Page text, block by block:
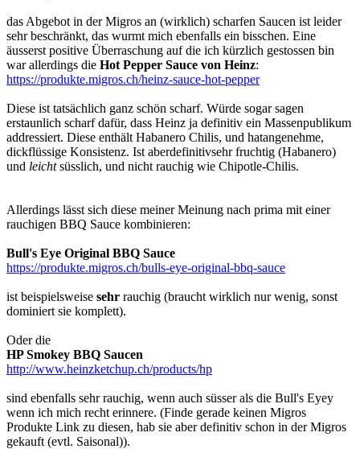
das Abgebot in der Migros an (wirklich) scharfen Saucen ist leider
sehr beschränkt, das wurmt mich ebenfalls ein bisschen. Eine
äusserst positive Überraschung auf die ich kürzlich gestossen bin
war allerdings die Hot Pepper Sauce von Heinz:
https://produkte.migros.ch/heinz-sauce-hot-pepper
Diese ist tatsächlich ganz schön scharf. Würde sogar sagen
erstaunlich scharf dafür, dass Heinz ja definitiv ein Massenpublikum
addressiert. Diese enthält Habanero Chilis, und hatangenehme,
dickflüssige Konsistenz. Ist aberdefinitivsehr fruchtig (Habanero)
und leichtsüsslich, und nicht rauchig wie Chipotle-Chilis.
Allerdings lässt sich diese meiner Meinung nach prima mit einer
rauchigen BBQ Sauce kombinieren:
Bull's Eye Original BBQ Sauce
https://produkte.migros.ch/bulls-eye-original-bbq-sauce
ist beispielsweise sehr rauchig (braucht wirklich nur wenig, sonst
dominiert sie komplett).
Oder die
HP Smokey BBQ Saucen
http://www.heinzketchup.ch/products/hp
sind ebenfalls sehr rauchig, wenn auch süsser als die Bull's Eyey
wenn ich mich recht erinnere. (Finde gerade keinen Migros
Produkte Link zu diesen, hab sie aber definitiv schon in der Migros
gekauft (evtl. Saisonal)).